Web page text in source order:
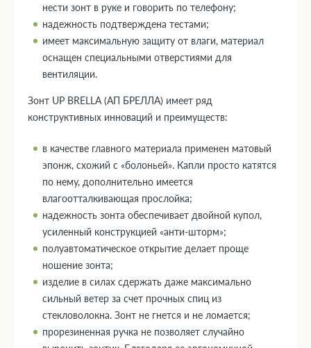
нести зонт в руке и говорить по телефону;
надежность подтверждена тестами;
имеет максимальную защиту от влаги, материал
оснащен специальными отверстиями для
вентиляции.
Зонт UP BRELLA (АП БРЕЛЛА) имеет ряд
конструктивных инноваций и преимуществ:
в качестве главного материала применен матовый
эпонж, схожий с «болоньей». Капли просто катятся
по нему, дополнительно имеется
влагоотталкивающая прослойка;
надежность зонта обеспечивает двойной купол,
усиленный конструкцией «анти-шторм»;
полуавтоматическое открытие делает проще
ношение зонта;
изделие в силах сдержать даже максимально
сильный ветер за счет прочных спиц из
стекловолокна. Зонт не гнется и не ломается;
прорезиненная ручка не позволяет случайно